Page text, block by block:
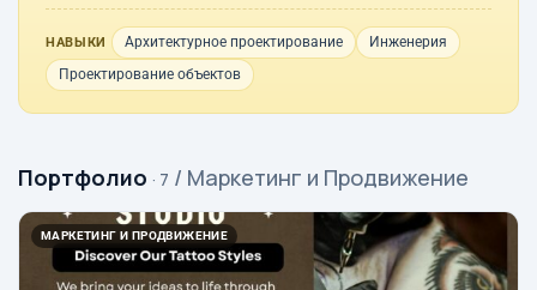
НАВЫКИ Архитектурное проектирование
Инженерия
Проектирование объектов
Портфолио · 7 / Маркетинг и Продвижение
МАРКЕТИНГ И ПРОДВИЖЕНИЕ